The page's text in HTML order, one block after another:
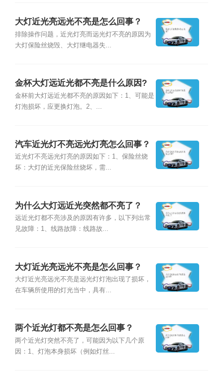
大灯近光亮远光不亮是怎么回事？
排除操作问题，近光灯亮而远光灯不亮的原因为
大灯保险丝烧毁、大灯继电器失...
金杯大灯远近光都不亮是什么原因?
金杯前大灯远近光都不亮的原因如下：1、可能是
灯泡损坏，应更换灯泡。2、...
汽车近光灯不亮远光灯亮怎么回事？
近光灯不亮远光灯亮的原因如下：1、保险丝烧
坏：大灯的近光保险丝烧坏，需...
为什么大灯远近光突然都不亮了？
远近光灯都不亮涉及的原因有许多，以下列出常
见故障：1、线路故障：线路故...
大灯近光亮远光不亮是怎么回事？
大灯近光亮远光不亮是远光灯灯泡出现了损坏，
在车辆所使用的灯光当中，具有...
两个近光灯都不亮是怎么回事？
两个近光灯突然不亮了，可能因为以下几个原
因：1、灯泡本身损坏（例如灯丝...